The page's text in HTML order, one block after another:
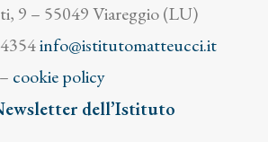
9 – 55049 Viareggio (LU)
info@istitutomatteucci.it
– cookie policy
dell’Istituto